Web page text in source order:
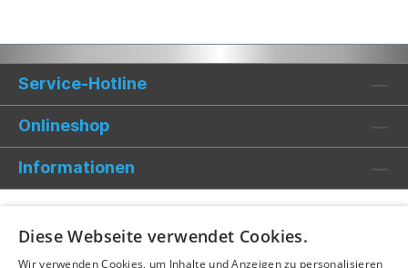
Service-Hotline
Onlineshop
Informationen
Diese Webseite verwendet Cookies.
Wir verwenden Cookies, um Inhalte und Anzeigen zu personalisieren